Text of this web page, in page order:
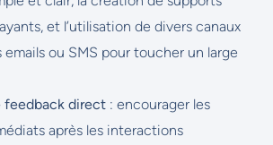
et l’utilisation de divers canaux
emails ou SMS pour toucher un large
feedback direct: encourager les
après les interactions